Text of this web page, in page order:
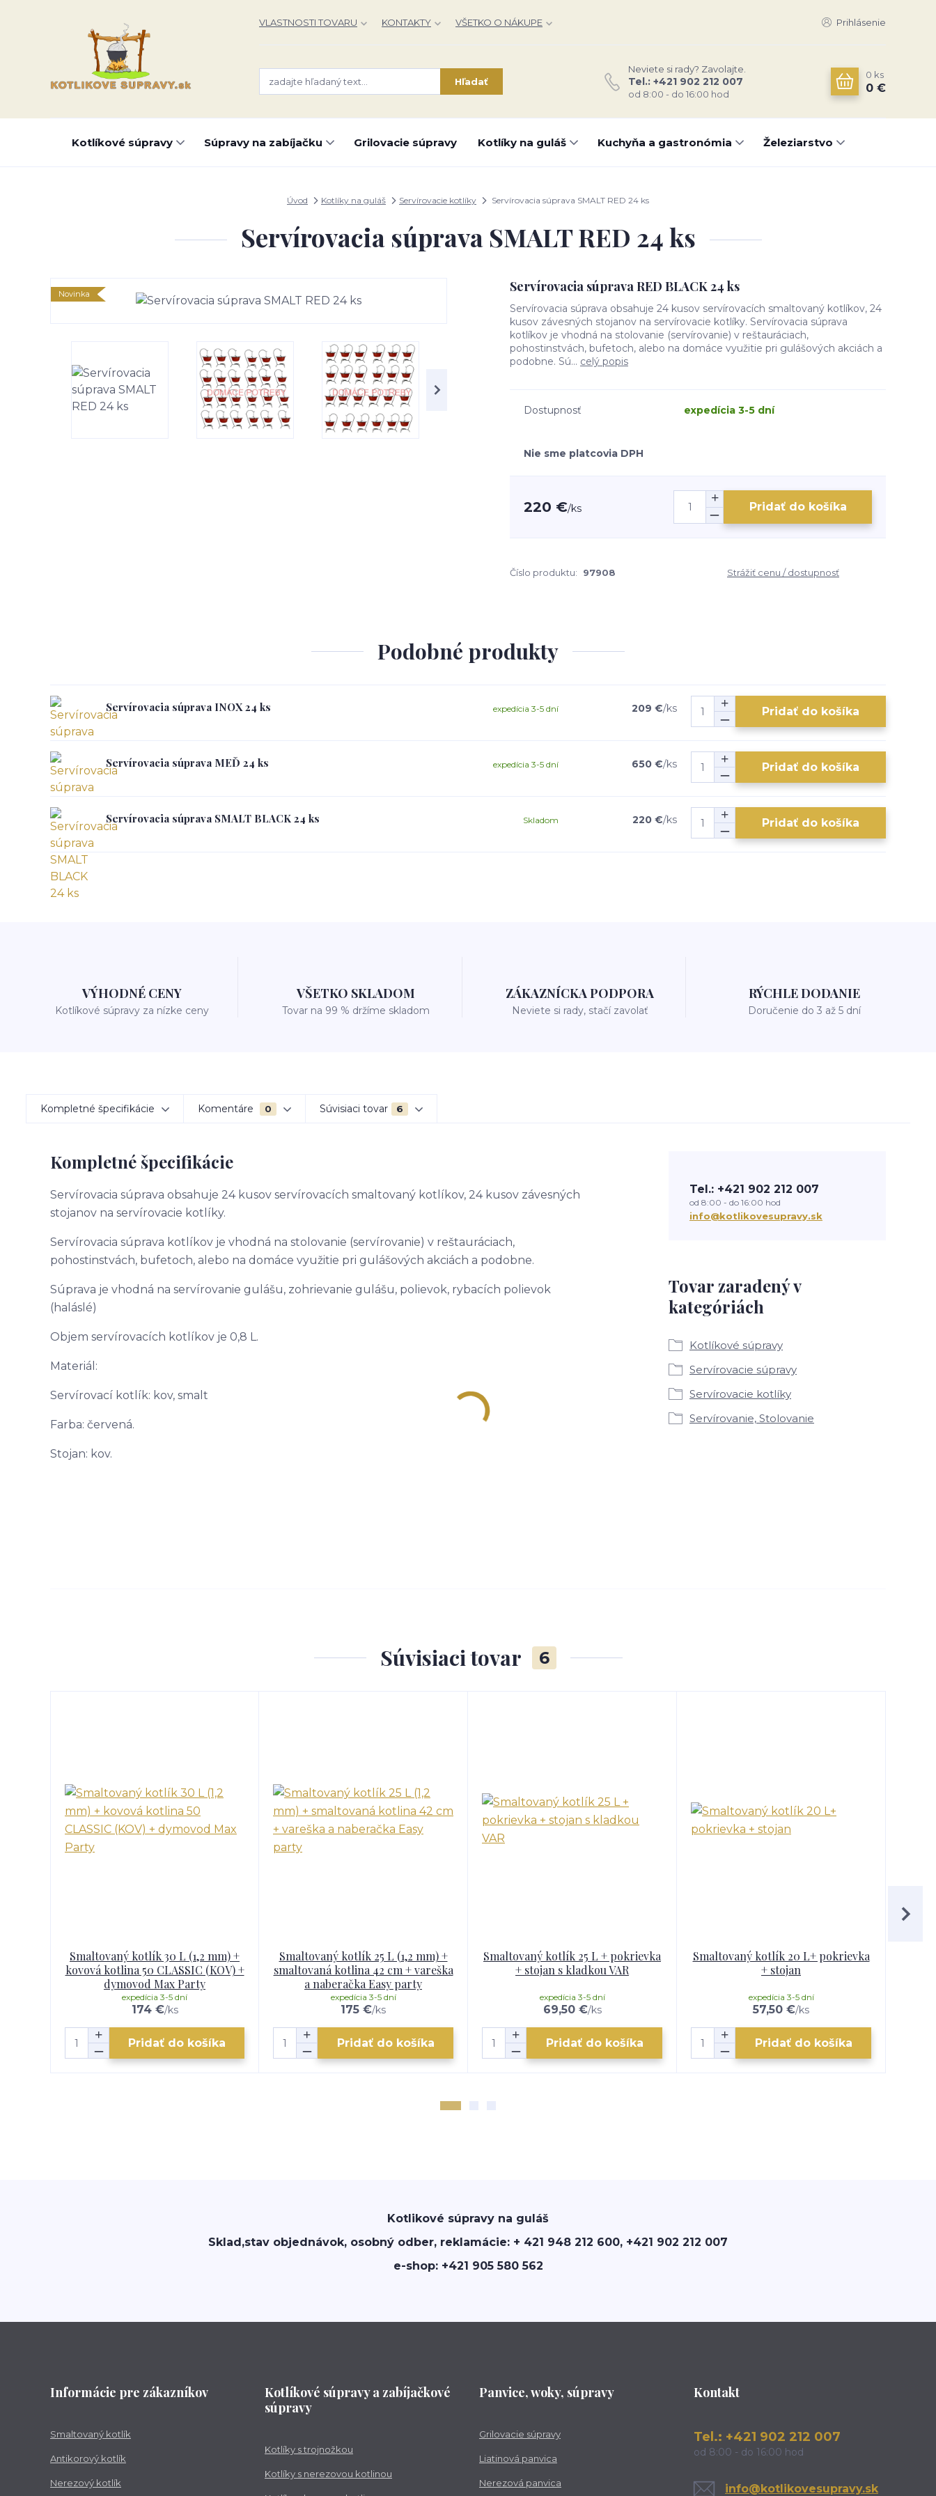
VLASTNOSTI TOVARU KONTAKTY VŠETKO O NÁKUPE Prihlásenie
Hľadať
Neviete si rady? Zavolajte.
Tel.: +421 902 212 007
od 8:00 - do 16:00 hod
0 ks
0 €
Kotlíkové súpravy Súpravy na zabíjačku Grilovacie súpravy Kotlíky na guláš Kuchyňa a gastronómia Železiarstvo
Úvod Kotlíky na guláš Servírovacie kotlíky Servírovacia súprava SMALT RED 24 ks
Servírovacia súprava SMALT RED 24 ks
Novinka Servírovacia súprava RED BLACK 24 ks
Servírovacia súprava obsahuje 24 kusov servírovacích smaltovaný kotlíkov, 24
kusov závesných stojanov na servírovacie kotlíky. Servírovacia súprava
kotlíkov je vhodná na stolovanie (servírovanie) v reštauráciach,
pohostinstvách, bufetoch, alebo na domáce využitie pri gulášových akciách a
podobne. Sú... celý popis
Dostupnosť expedícia 3-5 dní
Nie sme platcovia DPH
220 €/ks Pridať do košíka
Číslo produktu: 97908 Strážiť cenu / dostupnosť
Podobné produkty
Servírovacia súprava INOX 24 ks 209 €/ks
expedícia 3-5 dní Pridať do košíka
Servírovacia súprava MEĎ 24 ks 650 €/ks
expedícia 3-5 dní Pridať do košíka
Servírovacia súprava SMALT BLACK 24 ks 220 €/ks
Skladom Pridať do košíka
VÝHODNÉ CENY
Kotlíkové súpravy za nízke ceny
VŠETKO SKLADOM
Tovar na 99 % držíme skladom
ZÁKAZNÍCKA PODPORA
Neviete si rady, stačí zavolať
RÝCHLE DODANIE
Doručenie do 3 až 5 dní
Kompletné špecifikácie Komentáre 0 Súvisiaci tovar 6
Kompletné špecifikácie
Servírovacia súprava obsahuje 24 kusov servírovacích smaltovaný kotlíkov, 24 kusov závesných
stojanov na servírovacie kotlíky.
Servírovacia súprava kotlíkov je vhodná na stolovanie (servírovanie) v reštauráciach,
pohostinstvách, bufetoch, alebo na domáce využitie pri gulášových akciách a podobne.
Súprava je vhodná na servírovanie gulášu, zohrievanie gulášu, polievok, rybacích polievok
(haláslé)
Objem servírovacích kotlíkov je 0,8 L.
Materiál:
Servírovací kotlík: kov, smalt
Farba: červená.
Stojan: kov.
Tovar zaradený v
kategóriách
Kotlíkové súpravy
Servírovacie súpravy
Servírovacie kotlíky
Servírovanie, Stolovanie
Tel.: +421 902 212 007
od 8:00 - do 16:00 hod
info@kotlikovesupravy.sk
Súvisiaci tovar 6
Smaltovaný kotlík 30 L (1,2 mm) +
kovová kotlina 50 CLASSIC (KOV) +
dymovod Max Party
174 €/ks
expedícia 3-5 dní
Pridať do košíka
Smaltovaný kotlík 25 L (1,2 mm) +
smaltovaná kotlina 42 cm + vareška
a naberačka Easy party
175 €/ks
expedícia 3-5 dní
Pridať do košíka
Smaltovaný kotlík 25 L + pokrievka
+ stojan s kladkou VAR
69,50 €/ks
expedícia 3-5 dní
Pridať do košíka
Smaltovaný kotlík 20 L+ pokrievka
+ stojan
57,50 €/ks
expedícia 3-5 dní
Pridať do košíka
Kotlikové súpravy na guláš
Sklad,stav objednávok, osobný odber, reklamácie: + 421 948 212 600, +421 902 212 007
e-shop: +421 905 580 562
Informácie pre zákazníkov
Smaltovaný kotlík
Antikorový kotlík
Nerezový kotlík
Kotlíkové súpravy a zabíjačkové
súpravy
Kotlíky s trojnožkou
Kotlíky s nerezovou kotlinou
Panvice, woky, súpravy
Grilovacie súpravy
Liatinová panvica
Nerezová panvica
Kontakt
Tel.: +421 902 212 007
od 8:00 - do 16:00 hod
info@kotlikovesupravy.sk